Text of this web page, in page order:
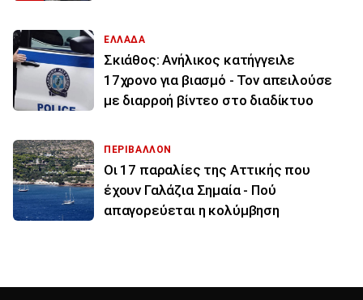
ΕΛΛΑΔΑ
Σκιάθος: Ανήλικος κατήγγειλε
17χρονο για βιασμό - Τον απειλούσε
με διαρροή βίντεο στο διαδίκτυο
ΠΕΡΙΒΑΛΛΟΝ
Οι 17 παραλίες της Αττικής που
έχουν Γαλάζια Σημαία - Πού
απαγορεύεται η κολύμβηση